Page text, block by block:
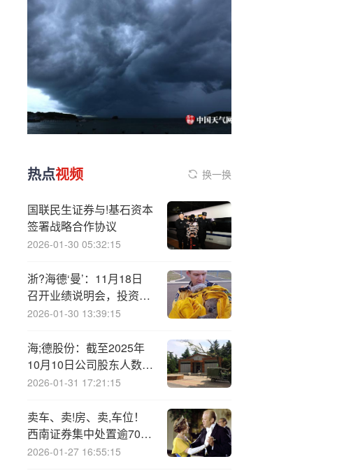
热点视频 换一换
国联民生证券与!基石资本
签署战略合作协议
2026-01-30 05:32:15
浙?海德‘曼’：11月18日
召开业绩说明会，投资者
参与
2026-01-30 13:39:15
海;德股份：截至2025年
10月10日公司股东人数为
48389户
2026-01-31 17:21:15
卖车、卖!房、卖,车位！
西南证券集中处置逾70项
资产
2026-01-27 16:55:15